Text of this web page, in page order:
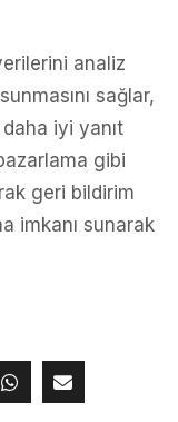
analiz
sağlar,
iyi yanıt
gibi
geri bildirim
imkanı sunarak